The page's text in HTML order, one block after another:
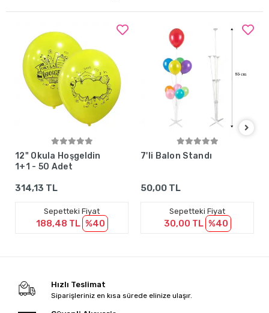
12" Okula Hoşgeldin
1+1 - 50 Adet
314,13 TL
Sepetteki Fiyat
188,48 TL %40
7'li Balon Standı
50,00 TL
Sepetteki Fiyat
30,00 TL %40
Hızlı Teslimat
Siparişleriniz en kısa sürede elinize ulaşır.